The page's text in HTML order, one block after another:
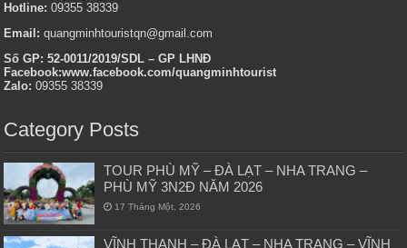
Hotline: 09355 38339
Email:quangminhtouristqn@gmail.com
Số GP: 52-0011/2019/SDL – GP LHNĐ
Facebook:www.facebook.com/quangminhtourist
Zalo: 09355 38339
Category Posts
TOUR PHÙ MỸ – ĐÀ LẠT – NHA TRANG –
PHÙ MỸ 3N2Đ NĂM 2026
17 Tháng Một, 2026
VĨNH THẠNH – ĐÀ LẠT – NHA TRANG – VĨNH